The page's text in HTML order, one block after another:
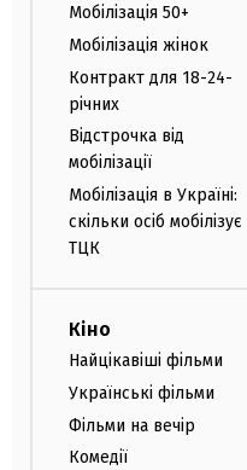
Мобілізація 50+
Мобілізація жінок
Контракт для 18-24-
річних
Відстрочка від
мобілізації
Мобілізація в Україні:
скільки осіб мобілізує
ТЦК
Кіно
Найцікавіші фільми
Українські фільми
Фільми на вечір
Комедії